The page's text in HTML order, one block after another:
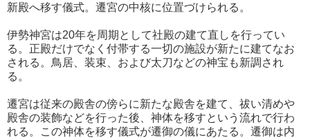
新殿へ移す儀式。遷宮の中核に位置づけられる。
伊勢神宮は20年を周期として社殿の建て直しを行ってい
る。正殿だけでなく付帯する一切の施設が新たに建てなお
される。鳥居、装束、および太刀などの神宝も新調され
る。
遷宮は従来の殿舎の傍らに新たな殿舎を建て、祓い清めや
殿舎の装飾などを行った後、神体を移すという流れで行わ
れる。この神体を移す儀式が遷御の儀にあたる。遷御は内